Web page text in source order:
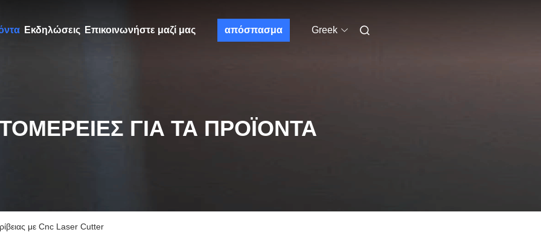
Εκδηλώσεις Επικοινωνήστε μαζί μας απόσπασμα Greek
ΓΙΑ ΤΑ ΠΡΟΪΌΝΤΑ
με Cnc Laser Cutter